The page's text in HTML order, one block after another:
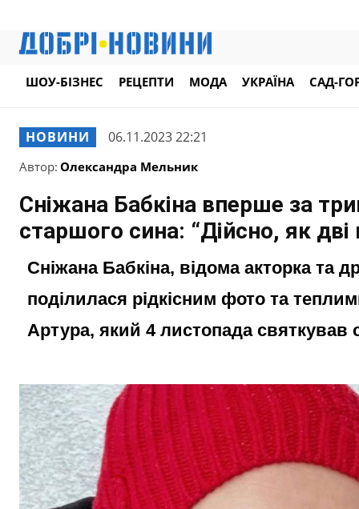
ШОУ-БІЗНЕС РЕЦЕПТИ МОДА УКРАЇНА САД-
НОВИНИ 06.11.2023 22:21
Автор: Олександра Мельник
Сніжана Бабкіна вперше за
старшого сина: “Дійсно, як
Сніжана Бабкіна, відома акторка та
поділилася рідкісним фото та
Артура, який 4 листопада святкував